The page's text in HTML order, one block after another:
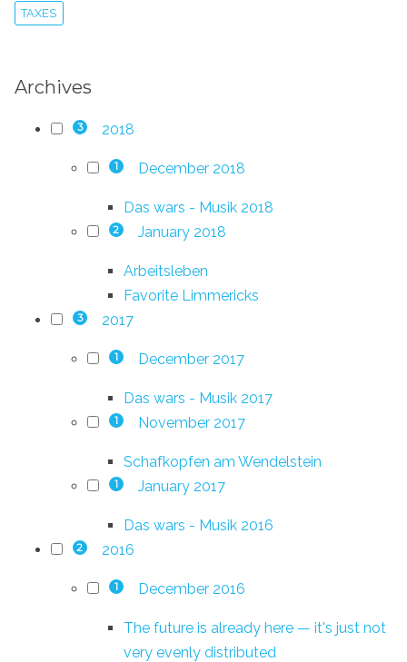
TAXES
Archives
3 2018
1 December 2018
Das wars - Musik 2018
2 January 2018
Arbeitsleben
Favorite Limmericks
3 2017
1 December 2017
Das wars - Musik 2017
1 November 2017
Schafkopfen am Wendelstein
1 January 2017
Das wars - Musik 2016
2 2016
1 December 2016
The future is already here — it's just not
very evenly distributed